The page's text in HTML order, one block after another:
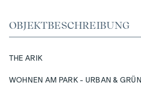
OBJEKTBESCHREIBUNG
THE ARIK
WOHNEN AM PARK - URBAN & GRÜN